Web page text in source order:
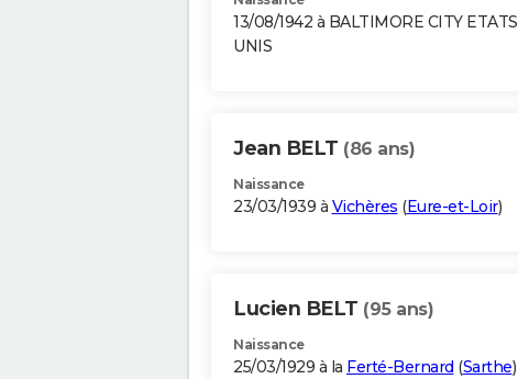
13/08/1942 à BALTIMORE CITY
UNIS
Jean BELT (86 ans)
Naissance
23/03/1939 à Vichères (Eure-et-Loir)
Lucien BELT (95 ans)
Naissance
25/03/1929 à la Ferté-Bernard (Sarthe)